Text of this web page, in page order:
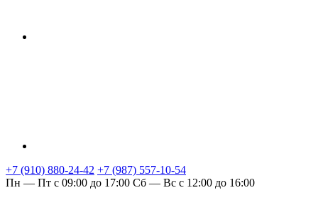
+7 (910) 880-24-42 +7 (987) 557-10-54
Пн — Пт с 09:00 до 17:00 Сб — Вс с 12:00 до 16:00